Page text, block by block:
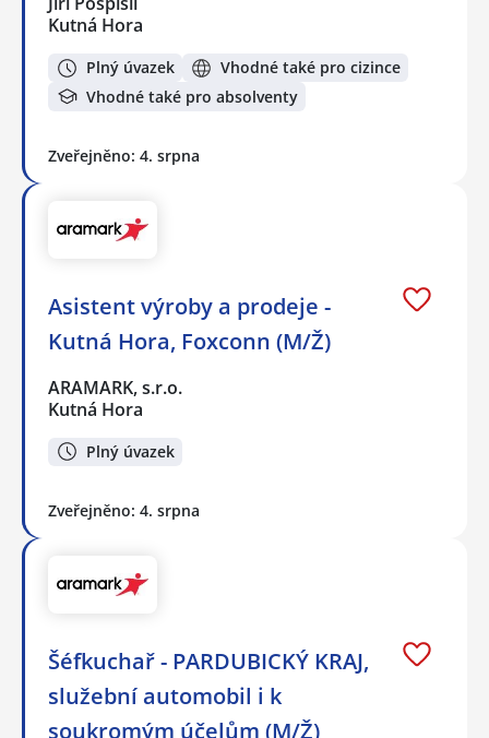
Kutná Hora
Plný úvazek
Vhodné také pro cizince
Vhodné také pro absolventy
Zveřejněno: 4. srpna
Asistent výroby a prodeje -
Kutná Hora, Foxconn (M/Ž)
ARAMARK, s.r.o.
Kutná Hora
Plný úvazek
Zveřejněno: 4. srpna
Šéfkuchař - PARDUBICKÝ KRAJ,
služební automobil i k
soukromým účelům (M/Ž)